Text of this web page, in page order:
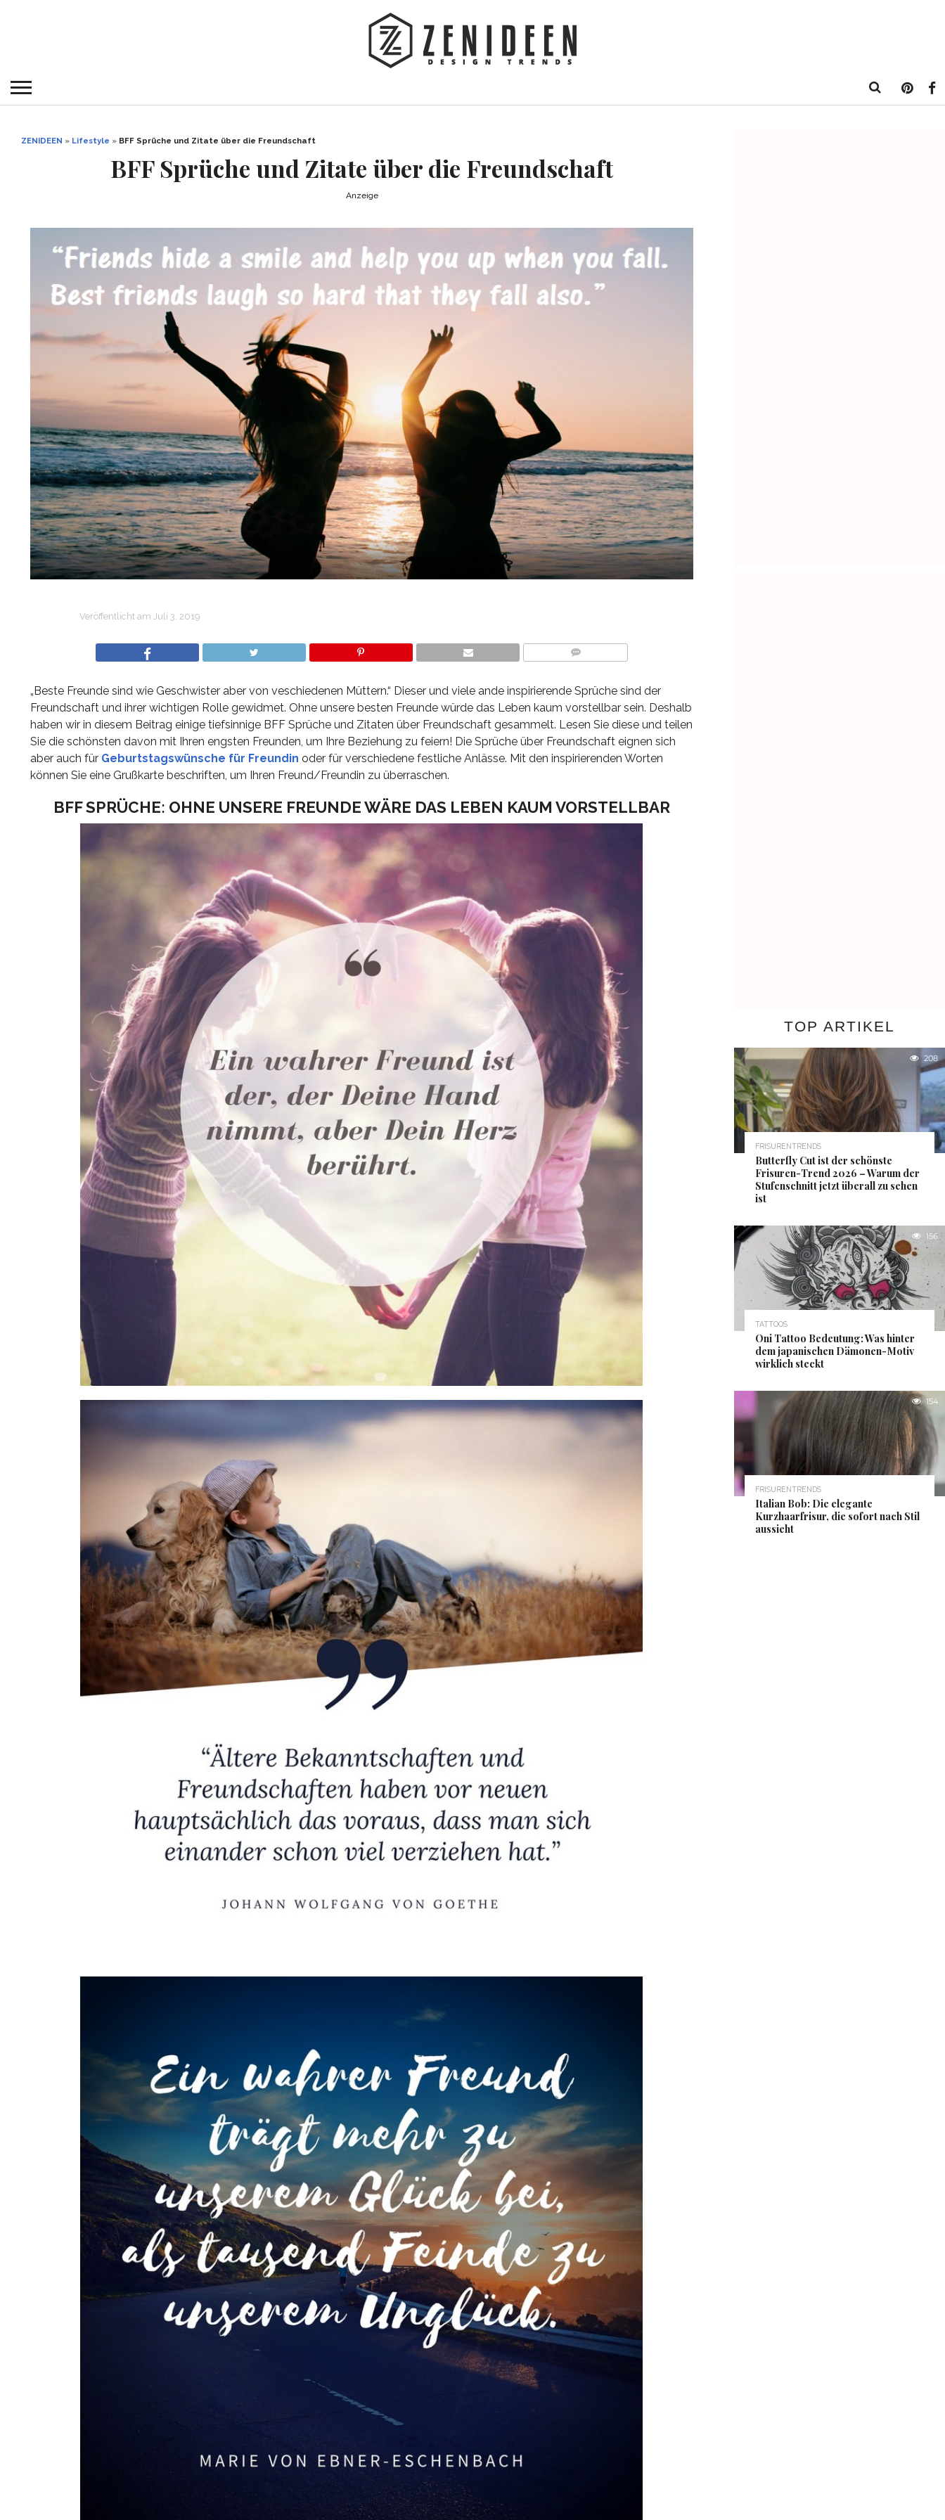
ZENIDEEN » Lifestyle » BFF Sprüche und Zitate über die Freundschaft
BFF Sprüche und Zitate über die Freundschaft
Anzeige
Veröffentlicht am Juli 3, 2019
„Beste Freunde sind wie Geschwister aber von veschiedenen Müttern.“ Dieser und viele ande inspirierende Sprüche sind der
Freundschaft und ihrer wichtigen Rolle gewidmet. Ohne unsere besten Freunde würde das Leben kaum vorstellbar sein. Deshalb
haben wir in diesem Beitrag einige tiefsinnige BFF Sprüche und Zitaten über Freundschaft gesammelt. Lesen Sie diese und teilen
Sie die schönsten davon mit Ihren engsten Freunden, um Ihre Beziehung zu feiern! Die Sprüche über Freundschaft eignen sich
aber auch für Geburtstagswünsche für Freundin oder für verschiedene festliche Anlässe. Mit den inspirierenden Worten
können Sie eine Grußkarte beschriften, um Ihren Freund/Freundin zu überraschen.
BFF SPRÜCHE: OHNE UNSERE FREUNDE WÄRE DAS LEBEN KAUM VORSTELLBAR
TOP ARTIKEL
208
FRISURENTRENDS
Butterfly Cut ist der schönste
Frisuren-Trend 2026 – Warum der
Stufenschnitt jetzt überall zu sehen
ist
156
TATTOOS
Oni Tattoo Bedeutung: Was hinter
dem japanischen Dämonen-Motiv
wirklich steckt
154
FRISURENTRENDS
Italian Bob: Die elegante
Kurzhaarfrisur, die sofort nach Stil
aussieht